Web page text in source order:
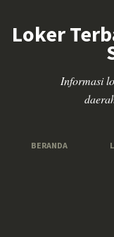
Loker
Informasi
BERANDA